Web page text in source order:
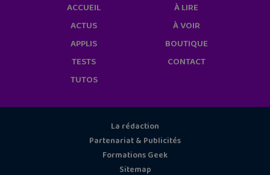
ACCUEIL
ACTUS
APPLIS
TESTS
TUTOS
À LIRE
À VOIR
BOUTIQUE
CONTACT
La rédaction
Partenariat & Publicités
Formations Geek
Sitemap